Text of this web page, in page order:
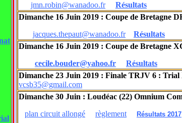
jmn.robin@wanadoo.fr
Résultats
Dimanche 16 Juin 2019 : Coupe de Bretagne
jacques.thepaut@wanadoo.fr
Résultats
Dimanche 16 Juin 2019 : Coupe de Bretagne
cecile.bouder@yahoo.fr
Résultats
Dimanche 23 Juin 2019 : Finale TRJV 6 :
vcsb35@gmail.com
Dimanche 30 Juin : Loudéac (22) Omnium
plan circuit allongé
règlement Résultats 2017